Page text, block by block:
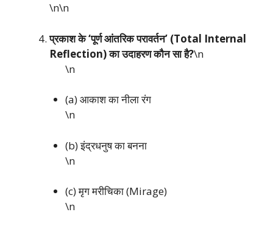
\n\n
प्रकाश के ‘पूर्ण आंतरिक परावर्तन’ (Total Internal
Reflection) का उदाहरण कौन सा है?\n
\n
(a) आकाश का नीला रंग
\n
(b) इंद्रधनुष का बनना
\n
(c) मृग मरीचिका (Mirage)
\n